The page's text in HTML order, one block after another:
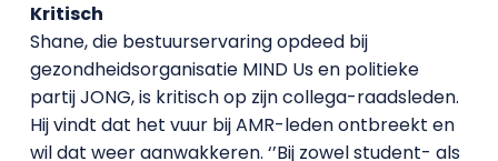
Kritisch
Shane, die bestuurservaring opdeed bij
gezondheidsorganisatie MIND Us en politieke
partij JONG, is kritisch op zijn collega-raadsleden.
Hij vindt dat het vuur bij AMR-leden ontbreekt en
wil dat weer aanwakkeren. ‘’Bij zowel student- als